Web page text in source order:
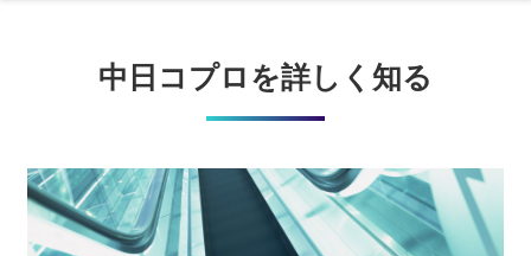
中日コプロを詳しく知る